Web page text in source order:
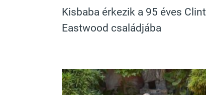
Kisbaba érkezik a 95 éves Clint
Eastwood családjába